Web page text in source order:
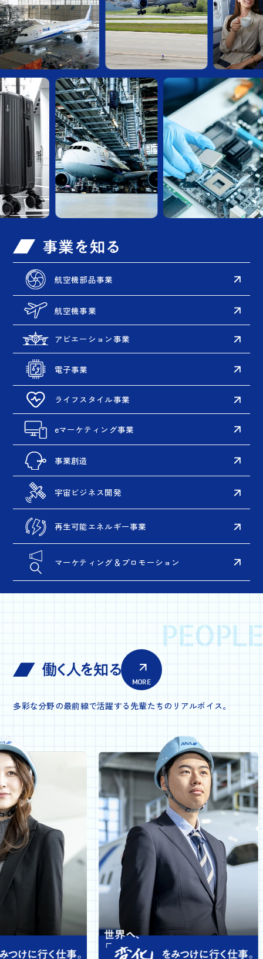
航空機部品事業
航空機事業
アビエーション事業
電子事業
ライフスタイル事業
eマーケティング事業
事業創造
宇宙ビジネス開発
再生可能エネルギー事業
マーケティング＆プロモーション
MORE
多彩な分野の最前線で活躍する先輩たちのリアルボイス。
PEOPLE